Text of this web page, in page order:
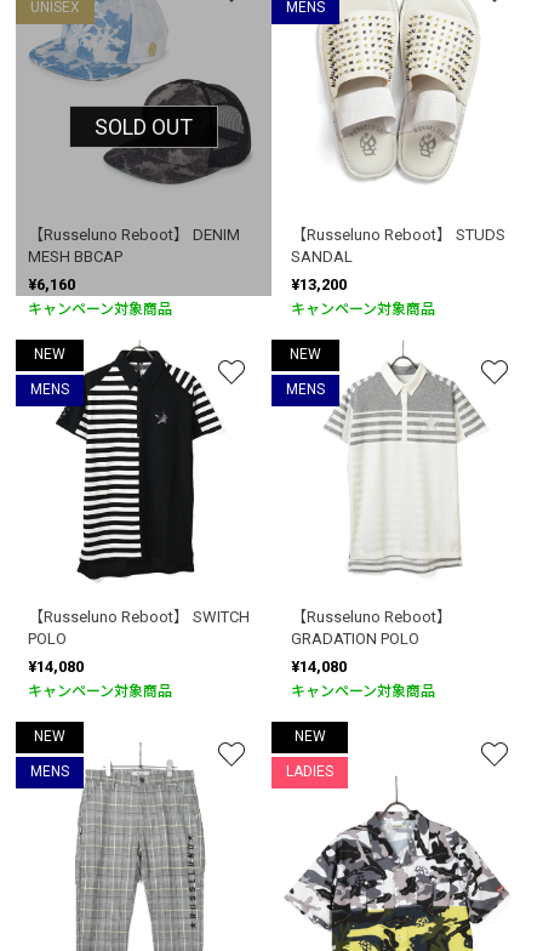
UNISEX
【Russeluno Reboot】 DENIM
MESH BBCAP
¥6,160
キャンペーン対象商品
SOLD OUT
MENS
【Russeluno Reboot】 STUDS
SANDAL
¥13,200
キャンペーン対象商品
NEW
MENS
【Russeluno Reboot】 SWITCH
POLO
¥14,080
キャンペーン対象商品
NEW
MENS
【Russeluno Reboot】
GRADATION POLO
¥14,080
キャンペーン対象商品
NEW
MENS
NEW
LADIES
お買い物を続ける カートへ進む